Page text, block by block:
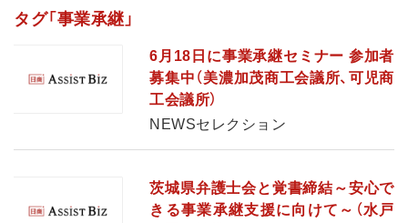
タグ「事業承継」
6月18日に事業承継セミナー 参加者
募集中（美濃加茂商工会議所、可児商
工会議所）
NEWSセレクション
茨城県弁護士会と覚書締結～安心で
きる事業承継支援に向けて～（水戸